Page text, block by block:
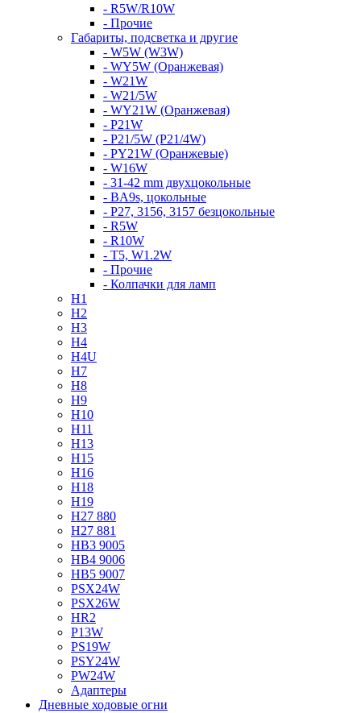
- R5W/R10W
- Прочие
Габариты, подсветка и другие
- W5W (W3W)
- WY5W (Оранжевая)
- W21W
- W21/5W
- WY21W (Оранжевая)
- P21W
- P21/5W (P21/4W)
- PY21W (Оранжевые)
- W16W
- 31-42 mm двухцокольные
- BA9s, цокольные
- P27, 3156, 3157 безцокольные
- R5W
- R10W
- T5, W1.2W
- Прочие
- Колпачки для ламп
H1
H2
H3
H4
H4U
H7
H8
H9
H10
H11
H13
H15
H16
H18
H19
H27 880
H27 881
HB3 9005
HB4 9006
HB5 9007
PSX24W
PSX26W
HR2
P13W
PS19W
PSY24W
PW24W
Адаптеры
Дневные ходовые огни